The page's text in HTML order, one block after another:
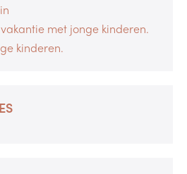
met jonge kinderen.
kinderen.